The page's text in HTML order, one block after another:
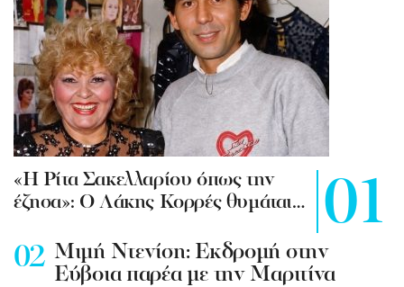
«Η Ρίτα Σακελλαρίου όπως την
έζησα»: Ο Λάκης Κορρές θυμάται…
Mιμή Ντενίση: Εκδρομή στην
Εύβοια παρέα με την Μαριτίνα